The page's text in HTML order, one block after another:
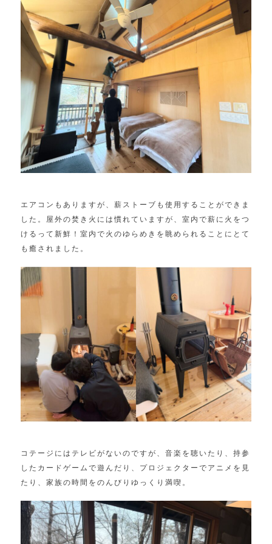
エアコンもありますが、薪ストーブも使用することができま
した。屋外の焚き火には慣れていますが、室内で薪に火をつ
けるって新鮮！室内で火のゆらめきを眺められることにとて
も癒されました。
コテージにはテレビがないのですが、音楽を聴いたり、持参
したカードゲームで遊んだり、プロジェクターでアニメを見
たり、家族の時間をのんびりゆっくり満喫。